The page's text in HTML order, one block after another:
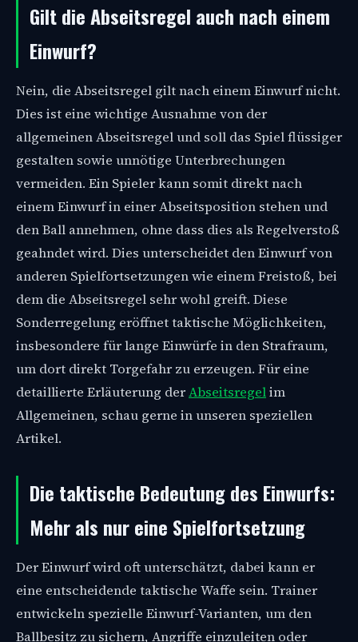
Gilt die Abseitsregel auch nach einem
Einwurf?
Nein, die Abseitsregel gilt nach einem Einwurf nicht.
Dies ist eine wichtige Ausnahme von der
allgemeinen Abseitsregel und soll das Spiel flüssiger
gestalten sowie unnötige Unterbrechungen
vermeiden. Ein Spieler kann somit direkt nach
einem Einwurf in einer Abseitsposition stehen und
den Ball annehmen, ohne dass dies als Regelverstoß
geahndet wird. Dies unterscheidet den Einwurf von
anderen Spielfortsetzungen wie einem Freistoß, bei
dem die Abseitsregel sehr wohl greift. Diese
Sonderregelung eröffnet taktische Möglichkeiten,
insbesondere für lange Einwürfe in den Strafraum,
um dort direkt Torgefahr zu erzeugen. Für eine
detaillierte Erläuterung derAbseitsregelim
Allgemeinen, schau gerne in unseren speziellen
Artikel.
Die taktische Bedeutung des Einwurfs:
Mehr als nur eine Spielfortsetzung
Der Einwurf wird oft unterschätzt, dabei kann er
eine entscheidende taktische Waffe sein. Trainer
entwickeln spezielle Einwurf-Varianten, um den
Ballbesitz zu sichern, Angriffe einzuleiten oder